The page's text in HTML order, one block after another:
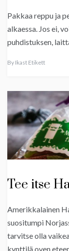
Pakkaa reppu ja
alkaessa. Jos ei,
puhdistuksen,
By Ikast Etikett
Tee itse
Amerikkalainen
suositumpi
tarvitse olla
kynttilä oven